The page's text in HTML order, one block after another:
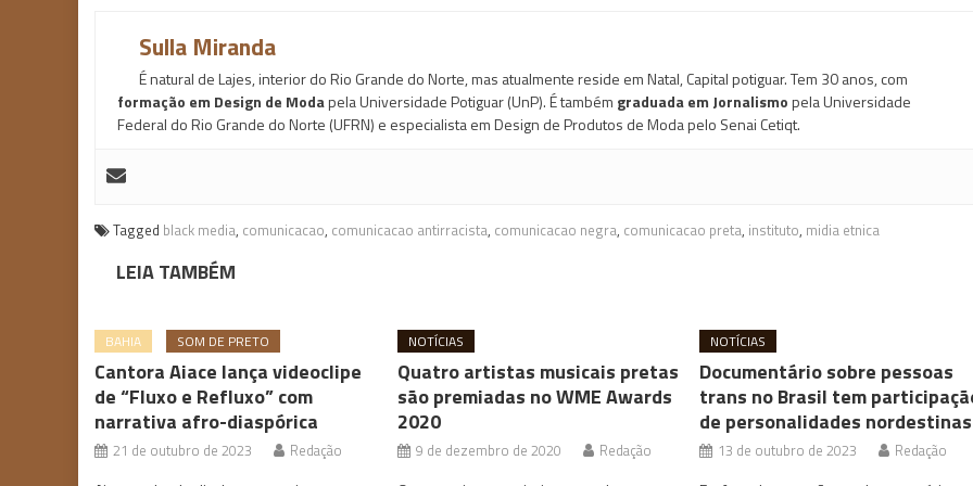
Sulla Miranda
É natural de Lajes, interior do Rio Grande do Norte, mas atualmente reside em Natal, Capital potiguar. Tem 30 anos, com
formação em Design de Modapela Universidade Potiguar (UnP). É também graduada em Jornalismopela Universidade
Federal do Rio Grande do Norte (UFRN) e especialista em Design de Produtos de Moda pelo Senai Cetiqt.
Tagged black media, comunicacao, comunicacao antirracista, comunicacao negra, comunicacao preta, instituto, midia etnica
LEIA TAMBÉM
BAHIA SOM DE PRETO
Cantora Aiace lança videoclipe
de “Fluxo e Refluxo” com
narrativa afro-diaspórica
21 de outubro de 2023 Redação
NOTÍCIAS
Quatro artistas musicais pretas
são premiadas no WME Awards
2020
9 de dezembro de 2020 Redação
NOTÍCIAS
Documentário sobre pessoas
trans no Brasil tem
de personalidades nordestinas
13 de outubro de 2023 Redação